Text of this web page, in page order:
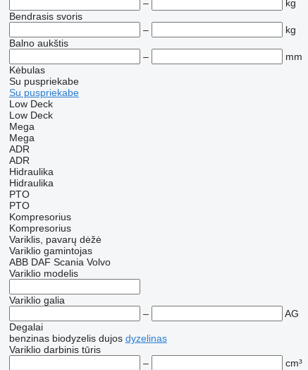
–
kg
Bendrasis svoris
–
kg
Balno aukštis
–
mm
Kėbulas
Su puspriekabe
Su puspriekabe
Low Deck
Low Deck
Mega
Mega
ADR
ADR
Hidraulika
Hidraulika
PTO
PTO
Kompresorius
Kompresorius
Variklis, pavarų dėžė
Variklio gamintojas
ABB DAF Scania Volvo
Variklio modelis
Variklio galia
–
AG
Degalai
benzinas biodyzelis dujos dyzelinas
Variklio darbinis tūris
–
cm³